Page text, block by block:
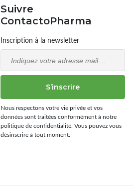
Suivre
ContactoPharma
Inscription à la newsletter
Email
S’inscrire
Nous respectons votre vie privée et vos
données sont traitées conformément à notre
politique de confidentialité. Vous pouvez vous
désinscrire à tout moment.